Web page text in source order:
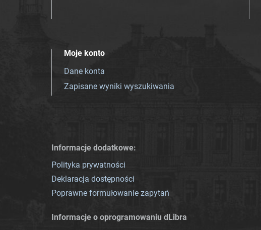
Moje konto
Dane konta
Zapisane wyniki wyszukiwania
Informacje dodatkowe:
Polityka prywatności
Deklaracja dostępności
Poprawne formułowanie zapytań
Informacje o oprogramowaniu dLibra